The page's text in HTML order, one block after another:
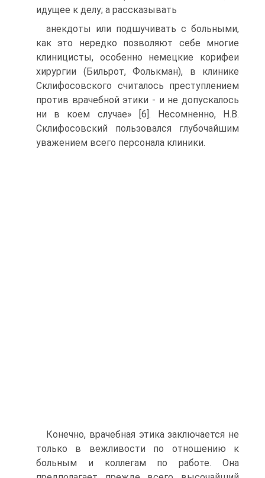
идущее к делу; а рассказывать
анекдоты или подшучивать с больными,
как это нередко позво­ляют себе многие
клиницисты, особенно немецкие корифеи
хи­рургии (Бильрот, Фолькман), в клинике
Склифосовского счита­лось преступлением
против врачебной этики - и не допуска­лось
ни в коем случае» [6]. Несомненно, Н.В.
Склифосовский пользовался глубочайшим
уважением всего персонала клиники.
Конечно, врачебная этика заключается не
только в вежли­вости по отношению к
больным и коллегам по работе. Она